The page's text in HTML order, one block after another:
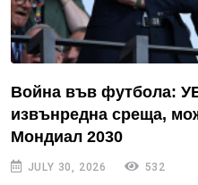
Война във футбола:
извънредна среща,
Мондиал 2030
JULY 30, 2026 532